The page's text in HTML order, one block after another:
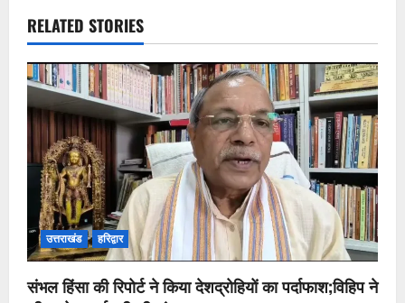
RELATED STORIES
उत्तराखंड हरिद्वार
संभल हिंसा की रिपोर्ट ने किया देशद्रोहियों का पर्दाफाश;विहिप ने